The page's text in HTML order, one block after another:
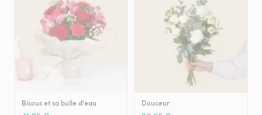
Bisous et sa bulle d'eau Douceur